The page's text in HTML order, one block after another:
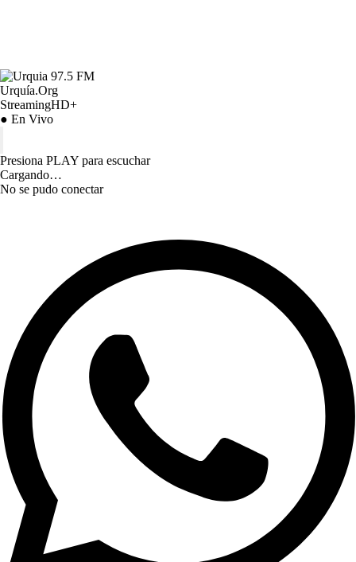
Urquía.Org
StreamingHD+
● En Vivo
Presiona PLAY para escuchar
Cargando…
No se pudo conectar